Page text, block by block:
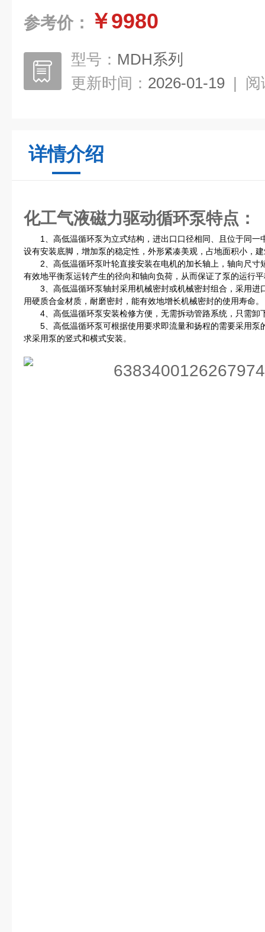
参考价： ￥9980
型号： MDH系列
更新时间： 2026-01-19 | 阅
详情介绍
化工气液磁力驱动循环泵特点：
1、高低温循环泵为立式结构，进出口口径相同、且位于同一
设有安装底脚，增加泵的稳定性，外形紧凑美观，占地面积小，
2、高低温循环泵叶轮直接安装在电机的加长轴上，轴向尺寸
有效地平衡泵运转产生的径向和轴向负荷，从而保证了泵的运行
3、高低温循环泵轴封采用机械密封或机械密封组合，采用进
用硬质合金材质，耐磨密封，能有效地增长机械密封的使用寿命。
4、高低温循环泵安装检修方便，无需拆动管路系统，只需卸
5、高低温循环泵可根据使用要求即流量和扬程的需要采用泵
求采用泵的竖式和横式安装。